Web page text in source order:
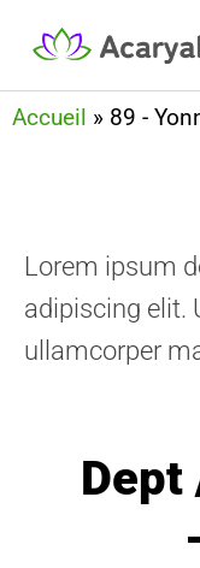
Accueil » 89 -
Lorem ipsum
adipiscing elit.
ullamcorper
Dept